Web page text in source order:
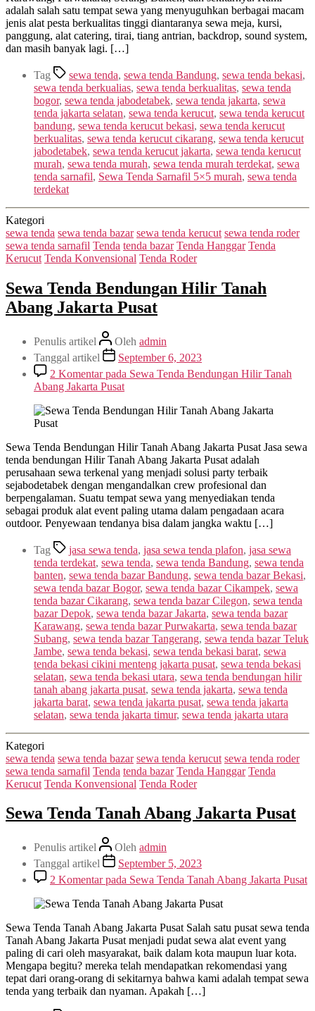
adalah salah satu tempat sewa yang menyuguhkan berbagai macam
jenis alat pesta berkualitas tinggi diantaranya sewa meja, kursi,
panggung, alat catering, tirai, tiang antrian, backdrop, sound system,
dan masih banyak lagi. […]
Tag sewa tenda, sewa tenda Bandung, sewa tenda bekasi,
sewa tenda berkualias, sewa tenda berkualitas, sewa tenda
bogor, sewa tenda jabodetabek, sewa tenda jakarta, sewa
tenda jakarta selatan, sewa tenda kerucut, sewa tenda kerucut
bandung, sewa tenda kerucut bekasi, sewa tenda kerucut
berkualitas, sewa tenda kerucut cikarang, sewa tenda kerucut
jabodetabek, sewa tenda kerucut jakarta, sewa tenda kerucut
murah, sewa tenda murah, sewa tenda murah terdekat, sewa
tenda sarnafil, Sewa Tenda Sarnafil 5×5 murah, sewa tenda
terdekat
Kategori
sewa tenda sewa tenda bazar sewa tenda kerucut sewa tenda roder
sewa tenda sarnafil Tenda tenda bazar Tenda Hanggar Tenda
Kerucut Tenda Konvensional Tenda Roder
Sewa Tenda Bendungan Hilir Tanah
Abang Jakarta Pusat
Penulis artikel Oleh admin
Tanggal artikel
September 6, 2023
2 Komentarpada Sewa Tenda Bendungan Hilir Tanah
Abang Jakarta Pusat
Sewa Tenda Bendungan Hilir Tanah Abang Jakarta Pusat Jasa sewa
tenda bendungan Hilir Tanah Abang Jakarta Pusat adalah
perusahaan sewa terkenal yang menjadi solusi party terbaik
sejabodetabek dengan mengandalkan crew profesional dan
berpengalaman. Suatu tempat sewa yang menyediakan tenda
sebagai produk alat event paling utama dalam pengadaan acara
outdoor. Penyewaan tendanya bisa dalam jangka waktu […]
Tag jasa sewa tenda, jasa sewa tenda plafon, jasa sewa
tenda terdekat, sewa tenda, sewa tenda Bandung, sewa tenda
banten, sewa tenda bazar Bandung, sewa tenda bazar Bekasi,
sewa tenda bazar Bogor, sewa tenda bazar Cikampek, sewa
tenda bazar Cikarang, sewa tenda bazar Cilegon, sewa tenda
bazar Depok, sewa tenda bazar Jakarta, sewa tenda bazar
Karawang, sewa tenda bazar Purwakarta, sewa tenda bazar
Subang, sewa tenda bazar Tangerang, sewa tenda bazar Teluk
Jambe, sewa tenda bekasi, sewa tenda bekasi barat, sewa
tenda bekasi cikini menteng jakarta pusat, sewa tenda bekasi
selatan, sewa tenda bekasi utara, sewa tenda bendungan hilir
tanah abang jakarta pusat, sewa tenda jakarta, sewa tenda
jakarta barat, sewa tenda jakarta pusat, sewa tenda jakarta
selatan, sewa tenda jakarta timur, sewa tenda jakarta utara
Kategori
sewa tenda sewa tenda bazar sewa tenda kerucut sewa tenda roder
sewa tenda sarnafil Tenda tenda bazar Tenda Hanggar Tenda
Kerucut Tenda Konvensional Tenda Roder
Sewa Tenda Tanah Abang Jakarta Pusat
Penulis artikel Oleh admin
Tanggal artikel
September 5, 2023
2 Komentarpada Sewa Tenda Tanah Abang Jakarta Pusat
Sewa Tenda Tanah Abang Jakarta Pusat Salah satu pusat sewa tenda
Tanah Abang Jakarta Pusat menjadi pudat sewa alat event yang
paling di cari oleh masyarakat, baik dalam kota maupun luar kota.
Mengapa begitu? mereka telah mendapatkan rekomendasi yang
tepat dari orang-orang di sekitarnya bahwa kami adalah tempat sewa
tenda yang terbaik dan nyaman. Apakah […]